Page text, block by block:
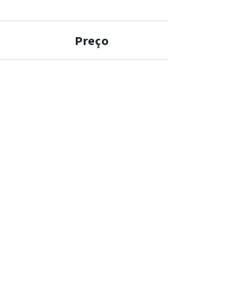
Preço